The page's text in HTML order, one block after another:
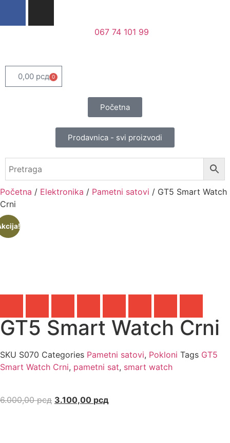
067 74 101 99
0,00 рсд 0
Početna
Prodavnica - svi proizvodi
Početna / Elektronika / Pametni satovi / GT5 Smart Watch
Crni
GT5 Smart Watch Crni
SKU S070 Categories Pametni satovi, Pokloni Tags GT5
Smart Watch Crni, pametni sat, smart watch
6.000,00рсд 3.100,00 рсд